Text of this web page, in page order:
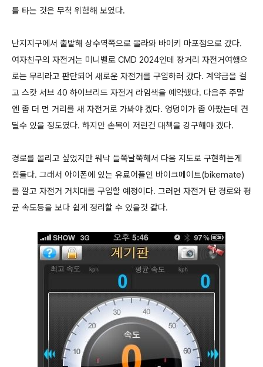
를 타는 것은 무척 위험해 보였다.
난지지구에서 출발해 상수역쪽으로 올라와 바이키 마포점으로 갔다.
여자친구의 자전거는 미니벨로 CMD 2024인데 장거리 자전거여행으
로는 무리라고 판단되어 새로운 자전거를 구입하러 갔다. 계약금을 걸
고 스캇 서브 40 하이브리드 자전거 라임색을 예약했다. 다음주 주말
엔 좀 더 먼 거리를 새 자전거로 가봐야 겠다. 엉덩이가 좀 아팠는데 견
딜수 있을 정도였다. 하지만 손목이 저린건 대책을 강구해야 겠다.
경로를 올리고 싶었지만 워낙 들쭉날쭉해서 다음 지도로 구현하는게
힘들다. 그래서 아이폰에 있는 유료어플인 바이크메이트(bikemate)
를 깔고 자전거 거치대를 구입할 예정이다. 그러면 자전거 탄 경로와 평
균 속도등을 보다 쉽게 정리할 수 있을것 같다.